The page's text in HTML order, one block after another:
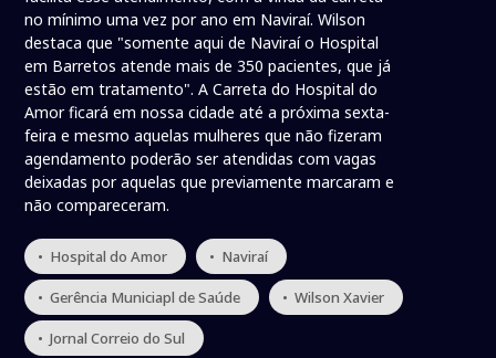
no mínimo uma vez por ano em Naviraí. Wilson
destaca que "somente aqui de Naviraí o Hospital
em Barretos atende mais de 350 pacientes, que já
estão em tratamento". A Carreta do Hospital do
Amor ficará em nossa cidade até a próxima sexta-
feira e mesmo aquelas mulheres que não fizeram
agendamento poderão ser atendidas com vagas
deixadas por aquelas que previamente marcaram e
não compareceram.
• Hospital do Amor • Naviraí
• Gerência Municiapl de Saúde • Wilson Xavier
• Jornal Correio do Sul